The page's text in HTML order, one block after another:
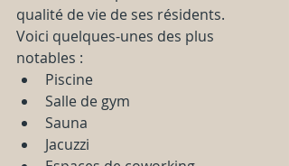
qualité de vie de ses résidents.
Voici quelques-unes des plus
notables :
Piscine
Salle de gym
Sauna
Jacuzzi